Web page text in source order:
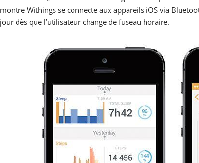
montre Withings se connecte aux appareils iOS via
jour dès que l’utilisateur change de fuseau horaire.